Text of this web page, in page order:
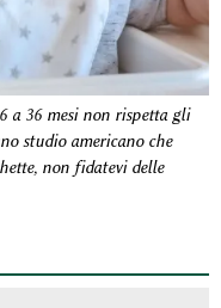
a 36 mesi non rispetta gli
studio americano che
non fidatevi delle